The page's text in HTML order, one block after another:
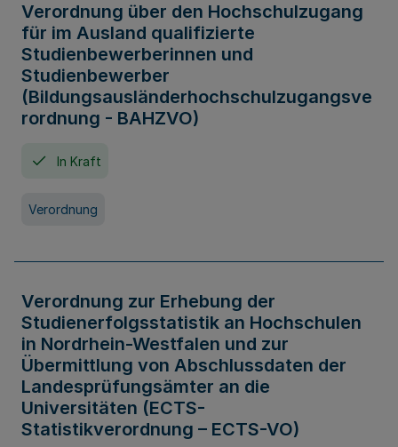
Verordnung über den Hochschulzugang
für im Ausland qualifizierte
Studienbewerberinnen und
Studienbewerber
(Bildungsausländerhochschulzugangsve
rordnung - BAHZVO)
In Kraft
Verordnung
Verordnung zur Erhebung der
Studienerfolgsstatistik an Hochschulen
in Nordrhein-Westfalen und zur
Übermittlung von Abschlussdaten der
Landesprüfungsämter an die
Universitäten (ECTS-
Statistikverordnung – ECTS-VO)